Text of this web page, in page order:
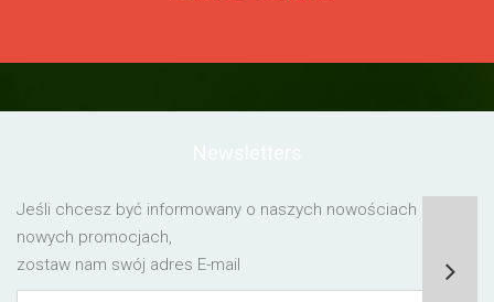
Jeśli chcesz być informowany o naszych nowościach lub o
nowych promocjach,
zostaw nam swój adres E-mail